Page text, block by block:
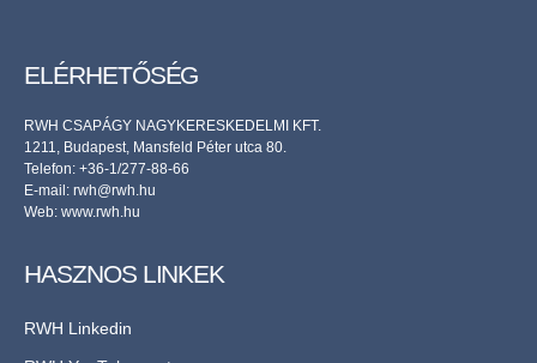
ELÉRHETŐSÉG
RWH CSAPÁGY NAGYKERESKEDELMI KFT.
1211, Budapest, Mansfeld Péter utca 80.
Telefon: +36-1/277-88-66
E-mail: rwh@rwh.hu
Web: www.rwh.hu
HASZNOS LINKEK
RWH Linkedin